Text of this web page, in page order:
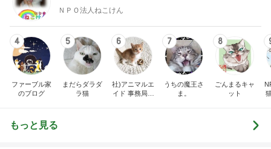
ＮＰＯ法人ねこけん
4
ファーブル家
のブログ
5
まだらダラダ
ラ猫
6
社)アニマルエ
イド 事務局＆
7
うちの魔王さ
ま。
8
ごんまるキャ
ット
もっと見る